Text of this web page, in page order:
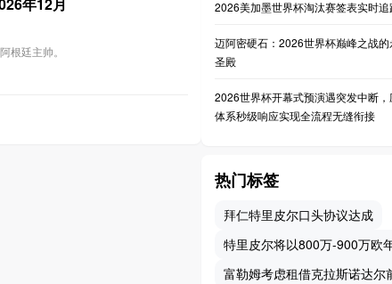
根廷主帅。
2026美加墨世界杯淘汰赛签表实时追
迈阿密硬石：2026世界杯巅峰之战的
圣殿
2026世界杯开幕式预演遇突发中断，
体系秒级响应实现全流程无缝衔接
热门标签
拜仁特里皮尔口头协议达成
特里皮尔将以800万-900万欧
富勒姆考虑租借克拉斯诺达尔